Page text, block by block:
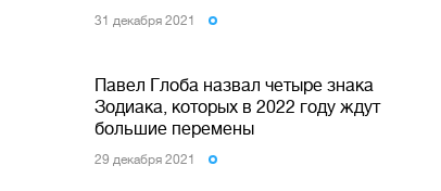
31 декабря 2021
Павел Глоба назвал четыре знака
Зодиака, которых в 2022 году ждут
большие перемены
29 декабря 2021